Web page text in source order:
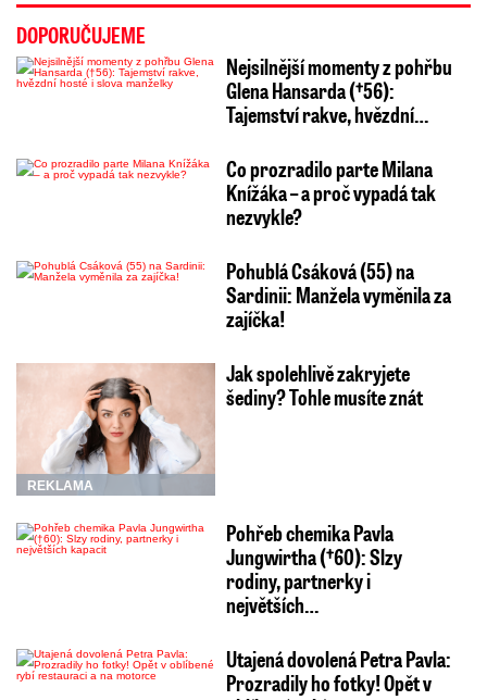
DOPORUČUJEME
Nejsilnější momenty z pohřbu
Glena Hansarda (†56):
Tajemství rakve, hvězdní…
Co prozradilo parte Milana
Knížáka – a proč vypadá tak
nezvykle?
Pohublá Csáková (55) na
Sardinii: Manžela vyměnila za
zajíčka!
REKLAMA
Jak spolehlivě zakryjete
šediny? Tohle musíte znát
Pohřeb chemika Pavla
Jungwirtha (†60): Slzy
rodiny, partnerky i
největších…
Utajená dovolená Petra Pavla:
Prozradily ho fotky! Opět v